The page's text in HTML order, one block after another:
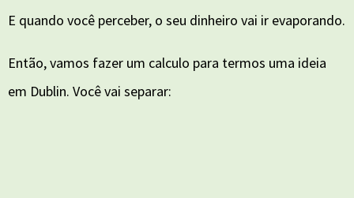
E quando você perceber, o seu dinheiro vai ir evaporando.
Então, vamos fazer um calculo para termos uma ideia
em Dublin. Você vai separar: